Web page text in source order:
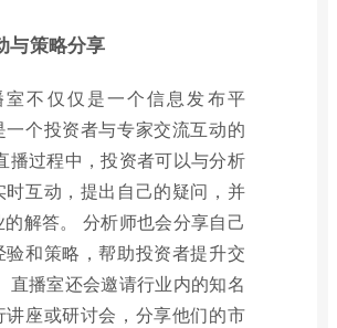
与策略分享
室不仅仅是一个信息发布平
一个投资者与专家交流互动的
播过程中，投资者可以与分析
时互动，提出自己的疑问，并
解答。 分析师也会分享自己
验和策略，帮助投资者提升交
直播室还会邀请行业内的知名
讲座或研讨会，分享他们的市